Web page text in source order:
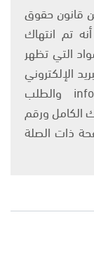
المواد وفقًا للمادة 27 أ من قانون حقوق
تعتقد أنه تم انتهاك
التي تظهر
الإلكتروني
على العنوان التالي: info@ashams.com والطلب
الكامل ورقم
ذات الصلة